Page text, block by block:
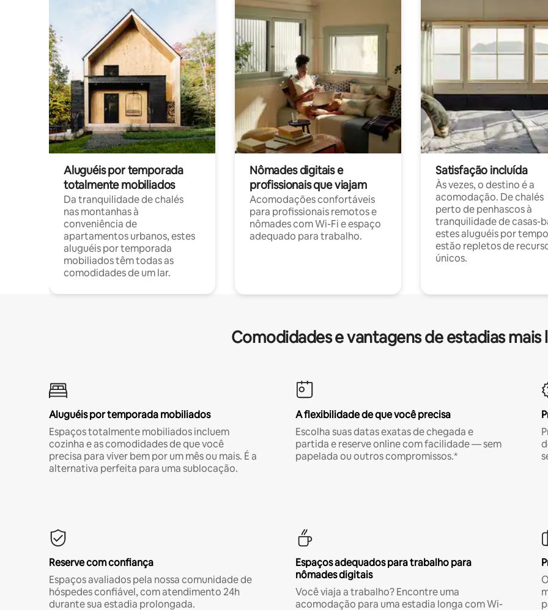
Aluguéis por temporada
totalmente mobiliados
Da tranquilidade de chalés
nas montanhas à
conveniência de
apartamentos urbanos, estes
aluguéis por temporada
mobiliados têm todas as
comodidades de um lar.
Nômades digitais e
profissionais que viajam
Acomodações confortáveis
para profissionais remotos e
nômades com Wi-Fi e espaço
adequado para trabalho.
Satisfação incluída
Às vezes, o destino é a
acomodação. De chalés
perto de penhascos à
tranquilidade de casas-
estes aluguéis por
estão repletos de
únicos.
Comodidades e vantagens de estadias mais
Aluguéis por temporada mobiliados
Espaços totalmente mobiliados incluem
cozinha e as comodidades de que você
precisa para viver bem por um mês ou mais. É a
alternativa perfeita para uma sublocação.
A flexibilidade de que você precisa
Escolha suas datas exatas de chegada e
partida e reserve online com facilidade — sem
papelada ou outros compromissos.*
Reserve com confiança
Espaços avaliados pela nossa comunidade de
hóspedes confiável, com atendimento 24h
durante sua estadia prolongada.
Espaços adequados para trabalho para
nômades digitais
Você viaja a trabalho? Encontre uma
acomodação para uma estadia longa com Wi-